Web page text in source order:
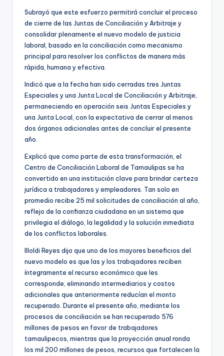
Subrayó que este esfuerzo permitirá concluir el proceso
de cierre de las Juntas de Conciliación y Arbitraje y
consolidar plenamente el nuevo modelo de justicia
laboral, basado en la conciliación como mecanismo
principal para resolver los conflictos de manera más
rápida, humana y efectiva.
Indicó que a la fecha han sido cerradas tres Juntas
Especiales y una Junta Local de Conciliación y Arbitraje,
permaneciendo en operación seis Juntas Especiales y
una Junta Local, con la expectativa de cerrar al menos
dos órganos adicionales antes de concluir el presente
año.
Explicó que como parte de esta transformación, el
Centro de Conciliación Laboral de Tamaulipas se ha
convertido en una institución clave para brindar certeza
jurídica a trabajadores y empleadores. Tan solo en
promedio recibe 25 mil solicitudes de conciliación al año,
reflejo de la confianza ciudadana en un sistema que
privilegia el diálogo, la legalidad y la solución inmediata
de los conflictos laborales.
Illoldi Reyes dijo que uno de los mayores beneficios del
nuevo modelo es que las y los trabajadores reciben
íntegramente el recurso económico que les
corresponde, eliminando intermediarios y costos
adicionales que anteriormente reducían el monto
recuperado. Durante el presente año, mediante los
procesos de conciliación se han recuperado 576
millones de pesos en favor de trabajadores
tamaulipecos, mientras que la proyección anual ronda
los mil 200 millones de pesos, recursos que fortalecen la